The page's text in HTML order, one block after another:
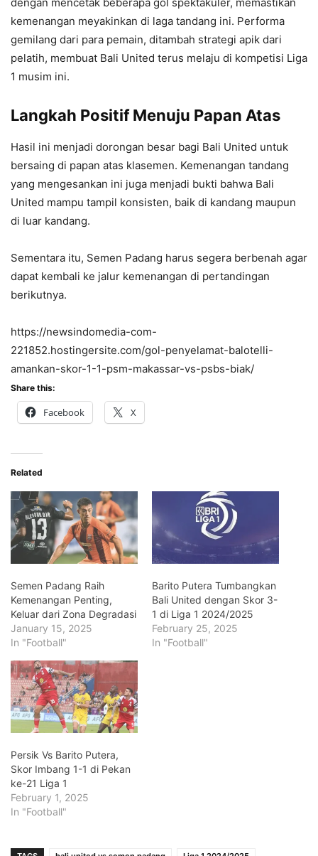
kemenangan meyakinkan di laga tandang ini. Performa
gemilang dari para pemain, ditambah strategi apik dari
pelatih, membuat Bali United terus melaju di kompetisi Liga
1 musim ini.
Langkah Positif Menuju Papan Atas
Hasil ini menjadi dorongan besar bagi Bali United untuk
bersaing di papan atas klasemen. Kemenangan tandang
yang mengesankan ini juga menjadi bukti bahwa Bali
United mampu tampil konsisten, baik di kandang maupun
di luar kandang.
Sementara itu, Semen Padang harus segera berbenah agar
dapat kembali ke jalur kemenangan di pertandingan
berikutnya.
https://newsindomedia-com-
221852.hostingersite.com/gol-penyelamat-balotelli-
amankan-skor-1-1-psm-makassar-vs-psbs-biak/
Share this:
Facebook X
Related
Semen Padang Raih
Kemenangan Penting,
Keluar dari Zona Degradasi
January 15, 2025
In "Football"
Barito Putera Tumbangkan
Bali United dengan Skor 3-
1 di Liga 1 2024/2025
February 25, 2025
In "Football"
Persik Vs Barito Putera,
Skor Imbang 1-1 di Pekan
ke-21 Liga 1
February 1, 2025
In "Football"